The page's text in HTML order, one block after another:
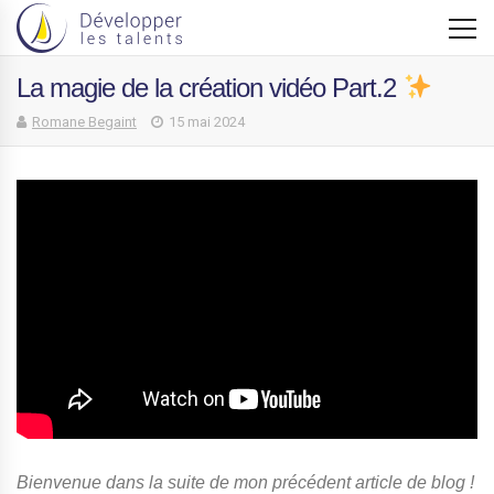
La magie de la création vidéo Part.2
Romane Begaint 15 mai 2024
Bienvenue dans la suite de mon précédent article de blog !